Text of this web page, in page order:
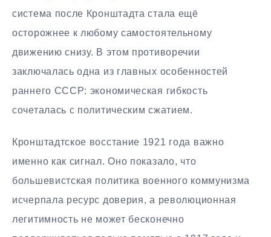
система после Кронштадта стала ещё
осторожнее к любому самостоятельному
движению снизу. В этом противоречии
заключалась одна из главных особенностей
раннего СССР: экономическая гибкость
сочеталась с политическим сжатием.
Кронштадтское восстание 1921 года важно
именно как сигнал. Оно показало, что
большевистская политика военного коммунизма
исчерпала ресурс доверия, а революционная
легитимность не может бесконечно